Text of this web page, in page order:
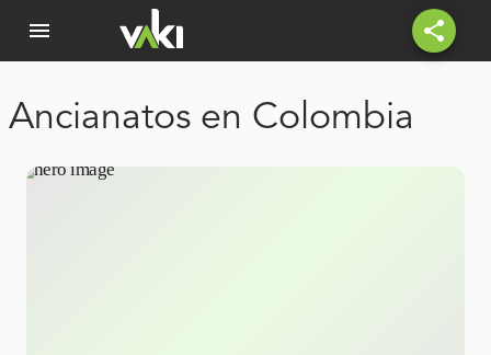
menu share
Ancianatos en Colombia